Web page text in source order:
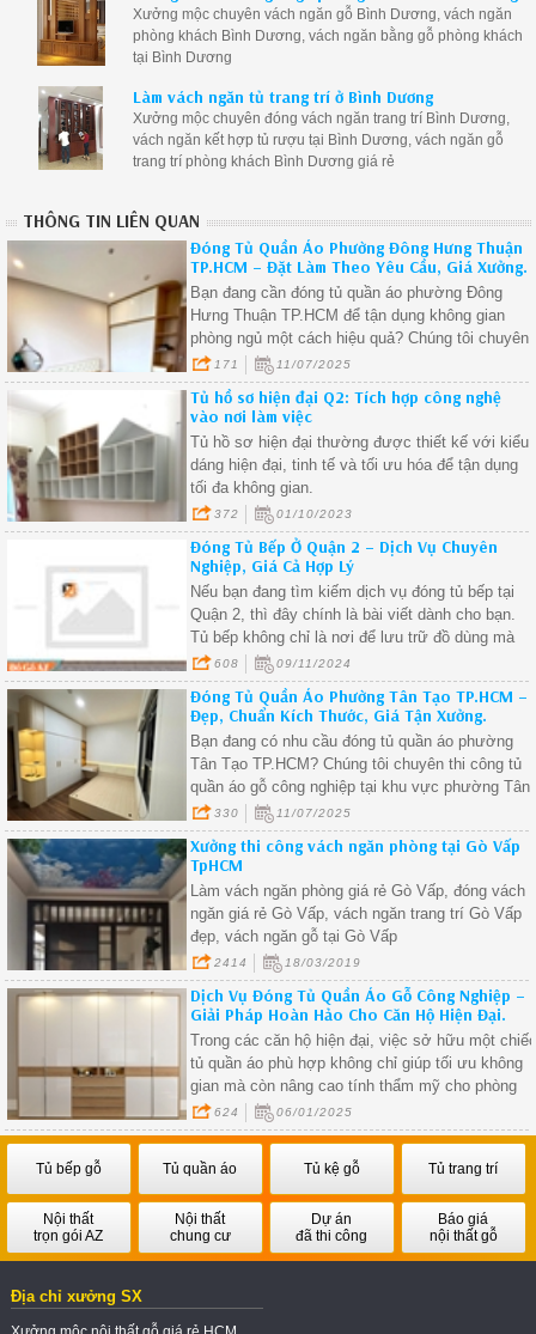
Xưởng mộc chuyên vách ngăn gỗ Bình Dương, vách ngăn
phòng khách Bình Dương, vách ngăn bằng gỗ phòng khách
tại Bình Dương
Làm vách ngăn tủ trang trí ở Bình Dương
Xưởng mộc chuyên đóng vách ngăn trang trí Bình Dương,
vách ngăn kết hợp tủ rượu tại Bình Dương, vách ngăn gỗ
trang trí phòng khách Bình Dương giá rẻ
THÔNG TIN LIÊN QUAN
Đóng Tủ Quần Áo Phường Đông Hưng Thuận
TP.HCM – Đặt Làm Theo Yêu Cầu, Giá Xưởng.
Bạn đang cần đóng tủ quần áo phường Đông
Hưng Thuận TP.HCM để tận dụng không gian
phòng ngủ một cách hiệu quả? Chúng tôi chuyên
thi công tủ quần áo gỗ công nghiệp tại phường
Đông Hưng Thuận, thiết kế riêng từng sản phẩm
theo diện tích và sở thích cá nhân, sản xuất trực
tiếp tại xưởng – giá hợp lý.
171 11/07/2025
Tủ hồ sơ hiện đại Q2: Tích hợp công nghệ
vào nơi làm việc
Tủ hồ sơ hiện đại thường được thiết kế với kiểu
dáng hiện đại, tinh tế và tối ưu hóa để tận dụng
tối đa không gian.
372 01/10/2023
Đóng Tủ Bếp Ở Quận 2 – Dịch Vụ Chuyên
Nghiệp, Giá Cả Hợp Lý
Nếu bạn đang tìm kiếm dịch vụ đóng tủ bếp tại
Quận 2, thì đây chính là bài viết dành cho bạn.
Tủ bếp không chỉ là nơi để lưu trữ đồ dùng mà
còn là một yếu tố quan trọng trong việc trang trí
không gian sống. Để có một bộ tủ bếp đẹp, tiện
dụng và phù hợp với diện tích, phong cách nhà
ở, bạn cần tìm đến những đơn vị cung cấp dịch
vụ đóng tủ bếp uy tín, chất lượng.
608 09/11/2024
Đóng Tủ Quần Áo Phường Tân Tạo TP.HCM –
Đẹp, Chuẩn Kích Thước, Giá Tận Xưởng.
Bạn đang có nhu cầu đóng tủ quần áo phường
Tân Tạo TP.HCM? Chúng tôi chuyên thi công tủ
quần áo gỗ công nghiệp tại khu vực phường Tân
Tạo, thiết kế theo yêu cầu thực tế, phù hợp với
mọi loại hình nhà ở từ chung cư đến nhà phố.
330 11/07/2025
Xưởng thi công vách ngăn phòng tại Gò Vấp
TpHCM
Làm vách ngăn phòng giá rẻ Gò Vấp, đóng vách
ngăn giá rẻ Gò Vấp, vách ngăn trang trí Gò Vấp
đẹp, vách ngăn gỗ tại Gò Vấp
2414 18/03/2019
Dịch Vụ Đóng Tủ Quần Áo Gỗ Công Nghiệp –
Giải Pháp Hoàn Hảo Cho Căn Hộ Hiện Đại.
Trong các căn hộ hiện đại, việc sở hữu một
tủ quần áo phù hợp không chỉ giúp tối ưu không
gian mà còn nâng cao tính thẩm mỹ cho phòng
ngủ. Dịch vụ đóng tủ quần áo gỗ công nghiệp
đang trở thành lựa chọn hàng đầu nhờ vào sự
tìm hiểu vì sao tủ quần áo gỗ công nghiệp lại
được ưa chuộng và các lợi ích mà nó mang lại.
624 06/01/2025
Tủ bếp gỗ Tủ quần áo Tủ kệ gỗ Tủ trang trí
Nội thất
trọn gói AZ
Nội thất
chung cư
Dự án
đã thi công
Báo giá
nội thất gỗ
Địa chỉ xưởng SX